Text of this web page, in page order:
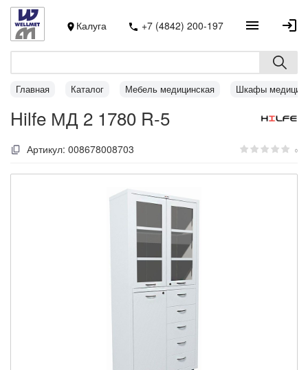
Калуга +7 (4842) 200-197
Главная Каталог Мебель медицинская Шкафы
Hilfe МД 2 1780 R-5
Артикул: 008678008703 0